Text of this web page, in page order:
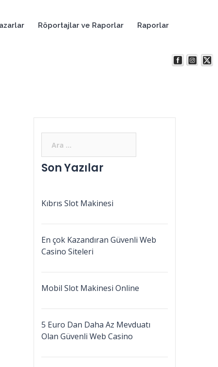
Röportajlar ve Raporlar Raporlar
Son Yazılar
Kıbrıs Slot Makinesi
En çok Kazandıran Güvenli Web
Casino Siteleri
Mobil Slot Makinesi Online
5 Euro Dan Daha Az Mevduatı
Olan Güvenli Web Casino